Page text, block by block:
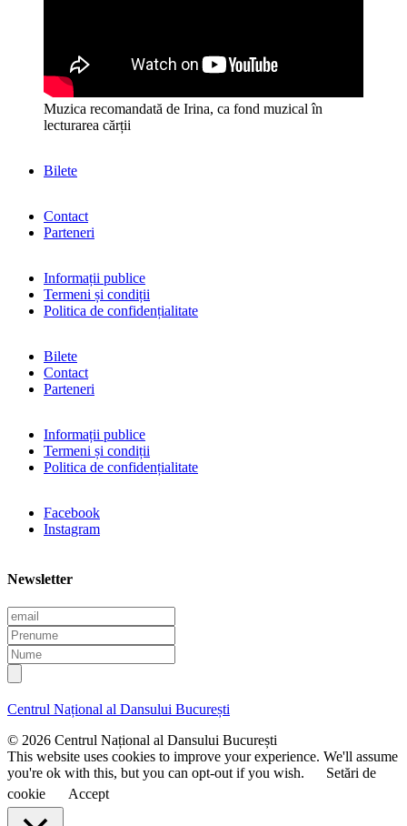
Muzica recomandată de Irina, ca fond muzical în
lecturarea cărții
Bilete
Contact
Parteneri
Informații publice
Termeni și condiții
Politica de confidențialitate
Bilete
Contact
Parteneri
Informații publice
Termeni și condiții
Politica de confidențialitate
Facebook
Instagram
Newsletter
E
m
a
i
l
P
r
e
n
m
e
N
u
m
e
Centrul Național al Dansului București
© 2026 Centrul Național al Dansului București
This website uses cookies to improve your experience. We'll assume
you're ok with this, but you can opt-out if you wish.
Setări de
cookie
Accept